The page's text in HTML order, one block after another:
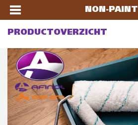
NON-PAINT
PRODUCTOVERZICHT